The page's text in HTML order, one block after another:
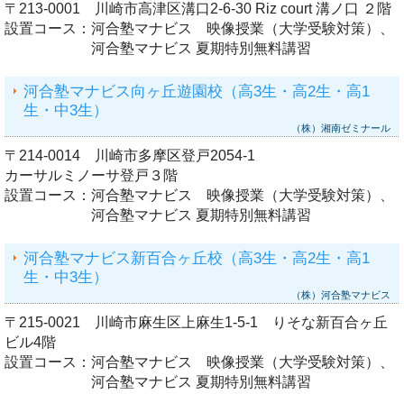
〒213-0001 川崎市高津区溝口2-6-30 Riz court 溝ノ口 ２階
設置コース： 河合塾マナビス 映像授業（大学受験対策）、
河合塾マナビス 夏期特別無料講習
河合塾マナビス向ヶ丘遊園校（高3生・高2生・高1
生・中3生）
（株）湘南ゼミナール
〒214-0014 川崎市多摩区登戸2054-1
カーサルミノーサ登戸３階
設置コース： 河合塾マナビス 映像授業（大学受験対策）、
河合塾マナビス 夏期特別無料講習
河合塾マナビス新百合ヶ丘校（高3生・高2生・高1
生・中3生）
（株）河合塾マナビス
〒215-0021 川崎市麻生区上麻生1-5-1 りそな新百合ヶ丘
ビル4階
設置コース： 河合塾マナビス 映像授業（大学受験対策）、
河合塾マナビス 夏期特別無料講習